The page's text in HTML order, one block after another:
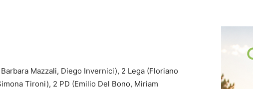
Mazzali, Diego Invernici), 2 Lega (Floriano
Tironi), 2 PD (Emilio Del Bono, Miriam